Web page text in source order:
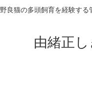
良猫の多頭飼育を経験する
由緒正